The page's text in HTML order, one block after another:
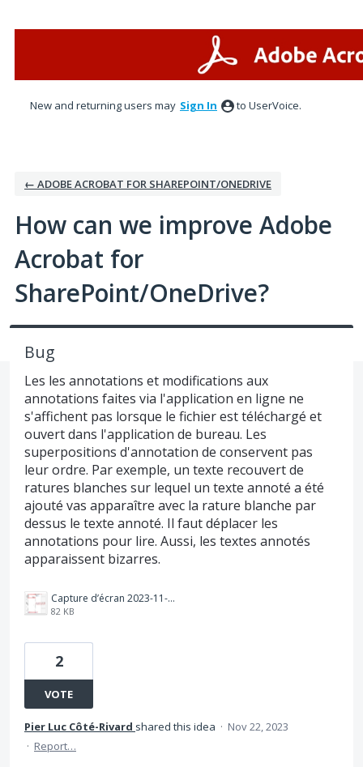
New and returning users may Sign In to UserVoice.
← ADOBE ACROBAT FOR SHAREPOINT/ONEDRIVE
How can we improve Adobe
Acrobat for
SharePoint/OneDrive?
Bug
Les les annotations et modifications aux
annotations faites via l'application en ligne ne
s'affichent pas lorsque le fichier est téléchargé et
ouvert dans l'application de bureau. Les
superpositions d'annotation de conservent pas
leur ordre. Par exemple, un texte recouvert de
ratures blanches sur lequel un texte annoté a été
ajouté vas apparaître avec la rature blanche par
dessus le texte annoté. Il faut déplacer les
annotations pour lire. Aussi, les textes annotés
apparaissent bizarres.
Capture d’écran 2023-11-22 164651.png
82 KB
2
VOTE
Pier Luc Côté-Rivard shared this idea · Nov 22, 2023
· Report…